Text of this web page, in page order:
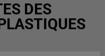
DES